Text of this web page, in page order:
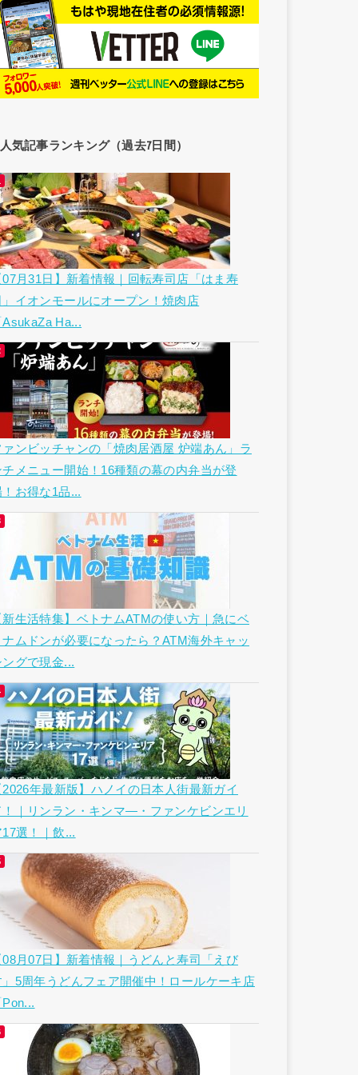
人気記事ランキング（過去7日間）
07月31日】新着情報｜回転寿司店「はま寿
」イオンモールにオープン！焼肉店
AsukaZa Ha...
ァンビッチャンの「焼肉居酒屋 炉端あん」ラ
チメニュー開始！16種類の幕の内弁当が登
！お得な1品...
新生活特集】ベトナムATMの使い方｜急にベ
ナムドンが必要になったら？ATM海外キャッ
ングで現金...
2026年最新版】ハノイの日本人街最新ガイ
！｜リンラン・キンマ―・ファンケビンエリ
17選！｜飲...
08月07日】新着情報｜うどんと寿司「えび
」5周年うどんフェア開催中！ロールケーキ店
Pon...